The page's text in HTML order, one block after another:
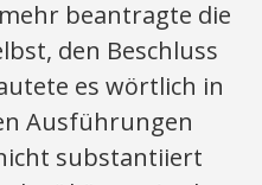
beantragte die
den Beschluss
es wörtlich in
Ausführungen
substantiiert